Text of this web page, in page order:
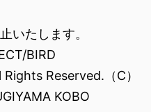
いたします。
BIRD
Reserved.（C）
KOBO